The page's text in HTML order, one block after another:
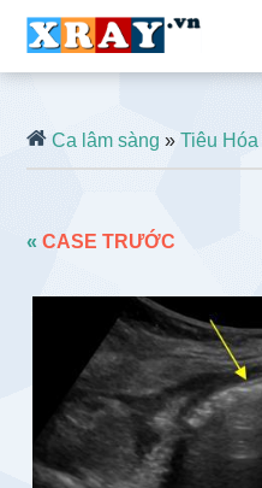
Ca lâm sàng »Tiêu Hóa
«CASE TRƯỚC